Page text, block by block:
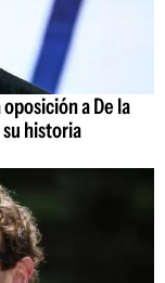
a De la
historia